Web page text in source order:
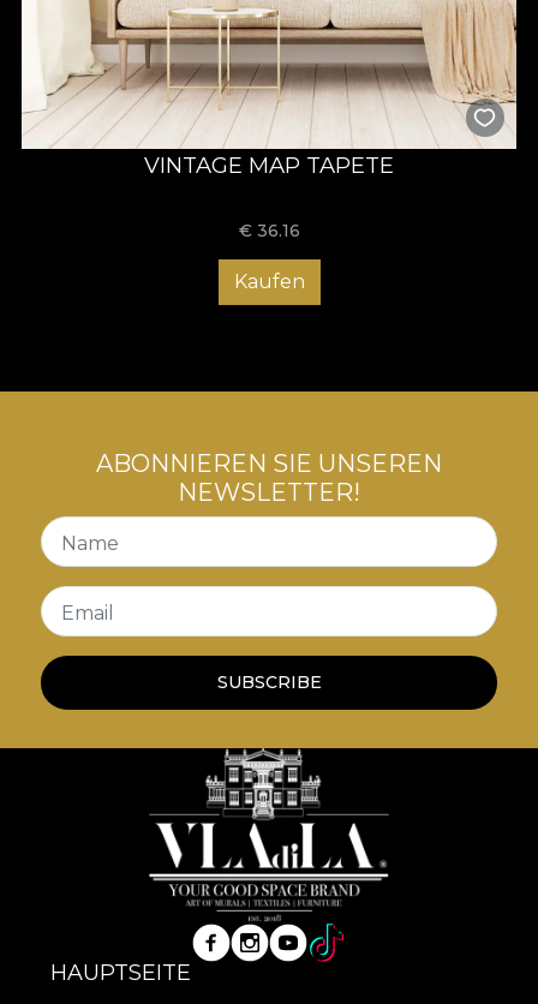
VINTAGE MAP TAPETE
€ 36.16
Kaufen
ABONNIEREN SIE UNSEREN
NEWSLETTER!
Name
Email
SUBSCRIBE
HAUPTSEITE